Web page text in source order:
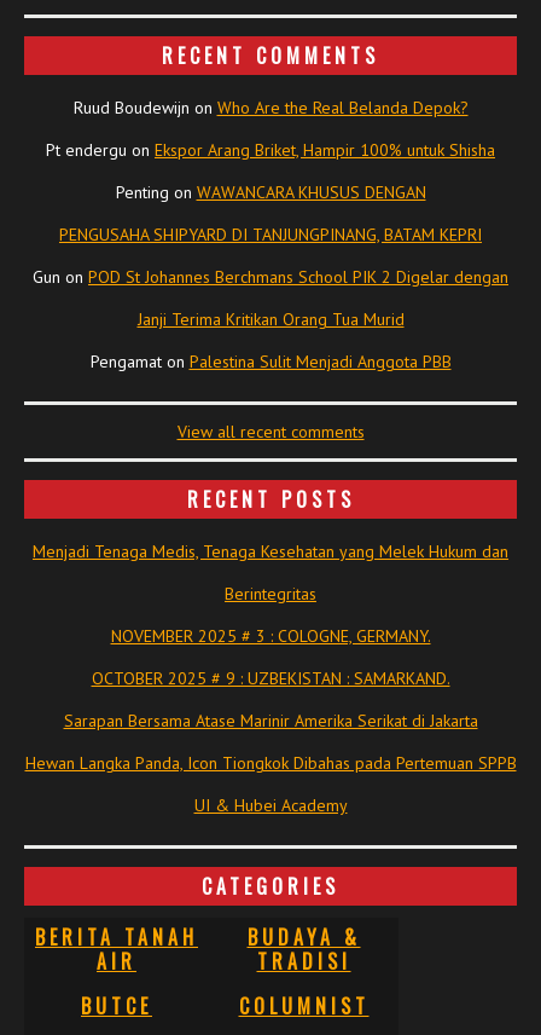
RECENT COMMENTS
Ruud Boudewijn on Who Are the Real Belanda Depok?
Pt endergu on Ekspor Arang Briket, Hampir 100% untuk Shisha
Penting on WAWANCARA KHUSUS DENGAN
PENGUSAHA SHIPYARD DI TANJUNGPINANG, BATAM KEPRI
Gun on POD St Johannes Berchmans School PIK 2 Digelar dengan
Janji Terima Kritikan Orang Tua Murid
Pengamaton Palestina Sulit Menjadi Anggota PBB
View all recent comments
RECENT POSTS
Menjadi Tenaga Medis, Tenaga Kesehatan yang Melek Hukum dan
Berintegritas
NOVEMBER 2025 # 3 : COLOGNE, GERMANY.
OCTOBER 2025 # 9 : UZBEKISTAN : SAMARKAND.
Sarapan Bersama Atase Marinir Amerika Serikat di Jakarta
Hewan Langka Panda, Icon Tiongkok Dibahas pada Pertemuan SPPB
UI & Hubei Academy
CATEGORIES
BERITA TANAH
AIR
BUDAYA &
TRADISI
BUTCE
COLUMNIST